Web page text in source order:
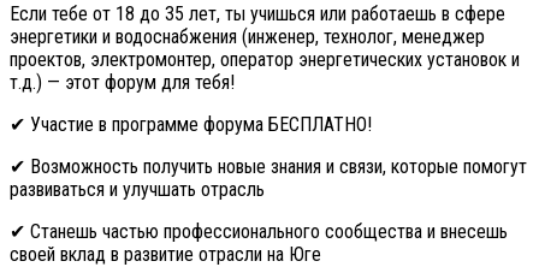
Если тебе от 18 до 35 лет, ты учишься или работаешь в сфере
энергетики и водоснабжения (инженер, технолог, менеджер
проектов, электромонтер, оператор энергетических установок и
т.д.) — этот форум для тебя!
✔ Участие в программе форума БЕСПЛАТНО!
✔ Возможность получить новые знания и связи, которые помогут
развиваться и улучшать отрасль
✔ Станешь частью профессионального сообщества и внесешь
своей вклад в развитие отрасли на Юге